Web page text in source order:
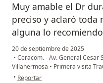
Muy amable el Dr
preciso y aclaró toda
alguna lo
20 de septiembre de 2025
• Ceracom. - Av. General Cesar
Villahermosa • Primera visita
• en opinión del usuario Lucero
Reportar